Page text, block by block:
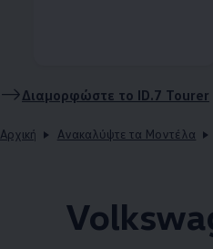
Διαμορφώστε το ID.7 Tourer
Αρχική Ανακαλύψτε τα Μοντέλα